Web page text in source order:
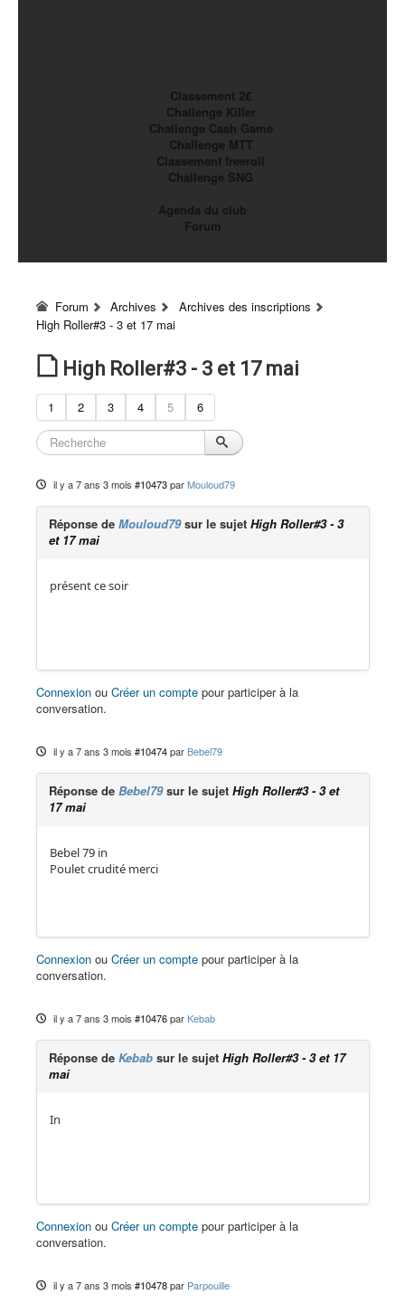
Classement 2€
Challenge Killer
Challenge Cash Game
Challenge MTT
Classement freeroll
Challenge SNG
Agenda du club
Forum
Forum Archives
Archives des inscriptions
High Roller#3 - 3 et 17 mai
High Roller#3 - 3 et 17 mai
1 2 3 4 5 6
il y a 7 ans 3 mois #10473 parMouloud79
Réponse de Mouloud79sur le sujet High Roller#3 - 3
et 17 mai
présent ce soir
Connexionou Créer un comptepour participer à la
conversation.
il y a 7 ans 3 mois #10474 parBebel79
Réponse de Bebel79sur le sujet High Roller#3 - 3 et
17 mai
Bebel 79 in
Poulet crudité merci
Connexionou Créer un comptepour participer à la
conversation.
il y a 7 ans 3 mois #10476 parKebab
Réponse de Kebabsur le sujet High Roller#3 - 3 et 17
mai
In
Connexionou Créer un comptepour participer à la
conversation.
il y a 7 ans 3 mois #10478 par Parpouille